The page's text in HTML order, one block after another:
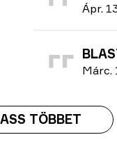
Ápr.
Márc.
TÖBBET